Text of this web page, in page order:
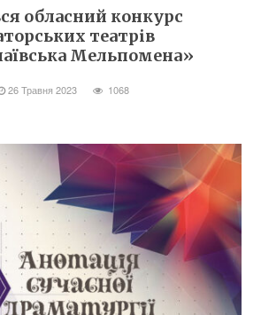
обласний конкурс
театрів
Мельпомена»
26 Травня 2023 1068